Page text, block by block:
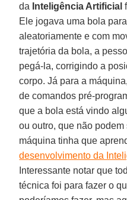
da Inteligência Artificial
Ele jogava uma bola
aleatoriamente e com
trajetória da bola, a
pegá-la, corrigindo a
corpo. Já para a
de comandos pré-
que a bola está vindo
ou outro, que não
máquina tinha que
desenvolvimento da
Interessante notar que
técnica foi para fazer o